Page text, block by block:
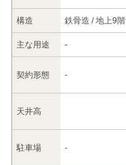
構造 鉄骨造 / 地上9階
主な用途 -
契約形態 -
天井高
駐車場 -